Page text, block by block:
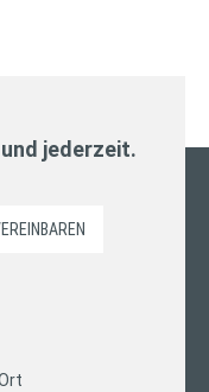
jederzeit.